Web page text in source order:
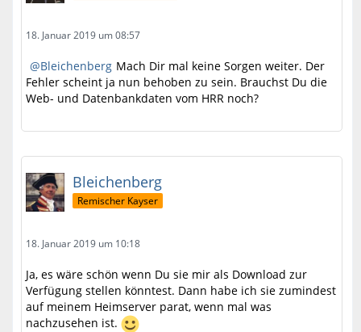
18. Januar 2019 um 08:57
Bleichenberg Mach Dir mal keine Sorgen weiter. Der
Fehler scheint ja nun behoben zu sein. Brauchst Du die
Web- und Datenbankdaten vom HRR noch?
Bleichenberg
Remischer Kayser
18. Januar 2019 um 10:18
Ja, es wäre schön wenn Du sie mir als Download zur
Verfügung stellen könntest. Dann habe ich sie zumindest
auf meinem Heimserver parat, wenn mal was
nachzusehen ist.